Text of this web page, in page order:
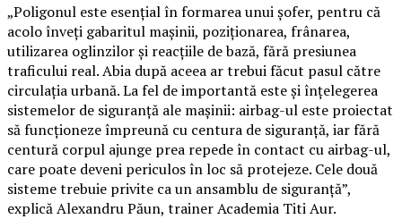
„Poligonul este esențial în formarea unui șofer, pentru că
acolo înveți gabaritul mașinii, poziționarea, frânarea,
utilizarea oglinzilor și reacțiile de bază, fără presiunea
traficului real. Abia după aceea ar trebui făcut pasul către
circulația urbană. La fel de importantă este și înțelegerea
sistemelor de siguranță ale mașinii: airbag-ul este proiectat
să funcționeze împreună cu centura de siguranță, iar fără
centură corpul ajunge prea repede în contact cu airbag-ul,
care poate deveni periculos în loc să protejeze. Cele două
sisteme trebuie privite ca un ansamblu de siguranță”,
explică Alexandru Păun, trainer Academia Titi Aur.